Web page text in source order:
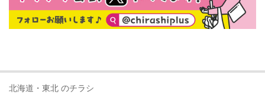
北海道・東北 のチラシ